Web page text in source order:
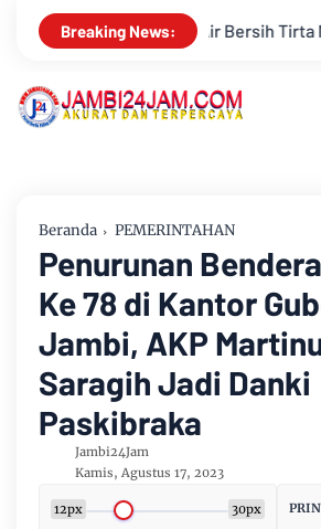
Breaking News:
Jambi Terima Silaturahmi Kepala
Beranda PEMERINTAHAN
Penurunan
Ke 78 di Kantor
Jambi, AKP
Saragih Jadi Danki
Paskibraka
Jambi24Jam
Kamis, Agustus 17, 2023
12px 30px